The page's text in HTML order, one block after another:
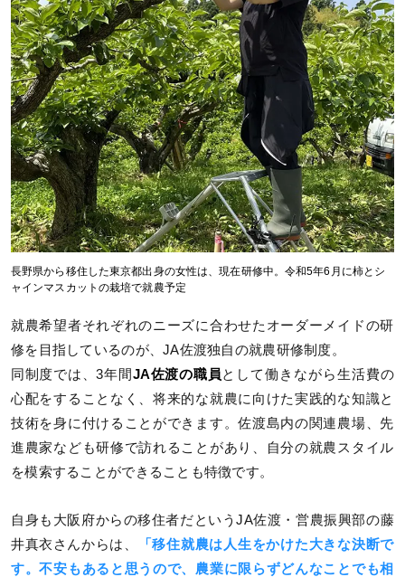
長野県から移住した東京都出身の女性は、現在研修中。令和5年6月に柿とシ
ャインマスカットの栽培で就農予定
就農希望者それぞれのニーズに合わせたオーダーメイドの研
修を目指しているのが、JA佐渡独自の就農研修制度。
同制度では、3年間JA佐渡の職員として働きながら生活費の
心配をすることなく、将来的な就農に向けた実践的な知識と
技術を身に付けることができます。佐渡島内の関連農場、先
進農家なども研修で訪れることがあり、自分の就農スタイル
を模索することができることも特徴です。
自身も大阪府からの移住者だというJA佐渡・営農振興部の藤
井真衣さんからは、
「移住就農は人生をかけた大きな決断で
す。不安もあると思うので、農業に限らずどんなことでも相